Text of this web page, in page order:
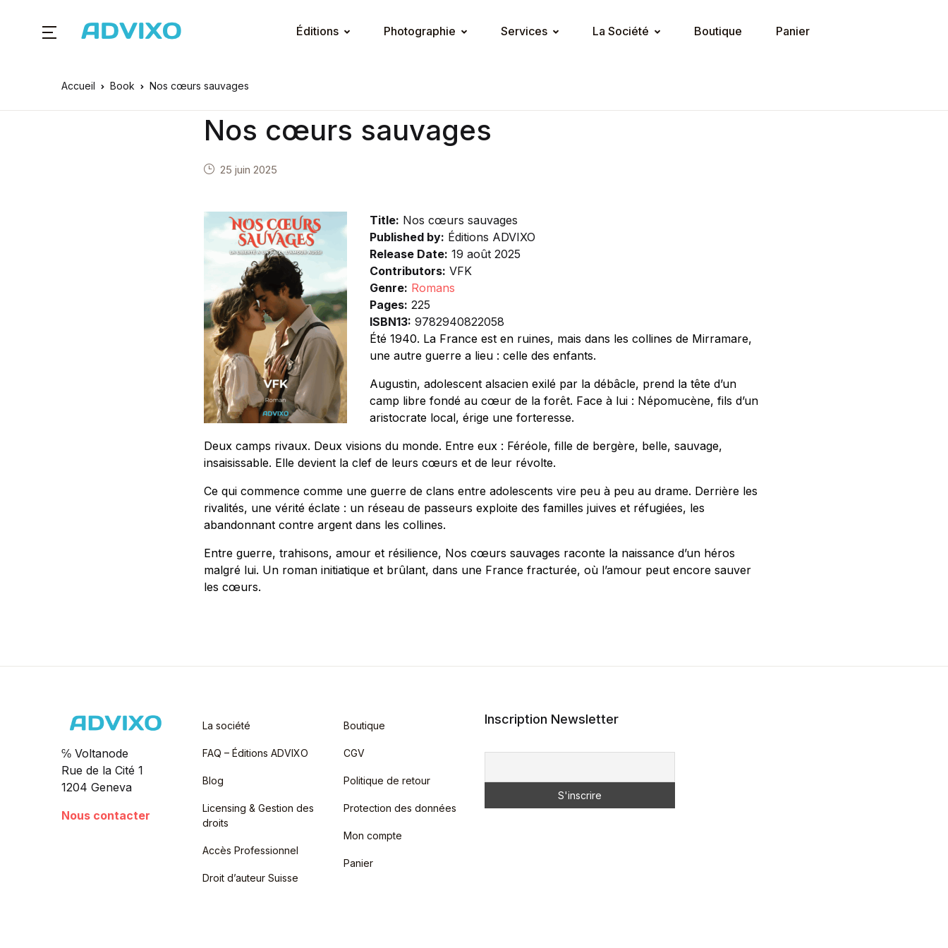
Éditions Photographie Services La Société Boutique Panier
Accueil Book Nos cœurs sauvages
Nos cœurs sauvages
25 juin 2025
Title: Nos cœurs sauvages
Published by: Éditions ADVIXO
Release Date: 19 août 2025
Contributors: VFK
Genre: Romans
Pages: 225
ISBN13: 9782940822058
Été 1940. La France est en ruines, mais dans les collines de Mirramare,
une autre guerre a lieu : celle des enfants.
Augustin, adolescent alsacien exilé par la débâcle, prend la tête d’un
camp libre fondé au cœur de la forêt. Face à lui : Népomucène, fils d’un
aristocrate local, érige une forteresse.
Deux camps rivaux. Deux visions du monde. Entre eux : Féréole, fille de bergère, belle, sauvage,
insaisissable. Elle devient la clef de leurs cœurs et de leur révolte.
Ce qui commence comme une guerre de clans entre adolescents vire peu à peu au drame. Derrière les
rivalités, une vérité éclate : un réseau de passeurs exploite des familles juives et réfugiées, les
abandonnant contre argent dans les collines.
Entre guerre, trahisons, amour et résilience, Nos cœurs sauvages raconte la naissance d’un héros
malgré lui. Un roman initiatique et brûlant, dans une France fracturée, où l’amour peut encore sauver
les cœurs.
℅ Voltanode
Rue de la Cité 1
1204 Geneva
Nous contacter
La société
FAQ – Éditions ADVIXO
Blog
Licensing & Gestion des
droits
Accès Professionnel
Droit d’auteur Suisse
Boutique
CGV
Politique de retour
Protection des données
Mon compte
Panier
Inscription Newsletter